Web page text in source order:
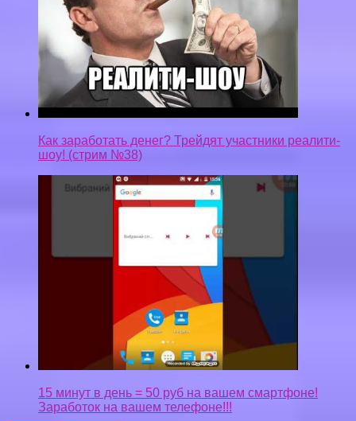
Как заработать денег? Трейдят участники реалити-
шоу! (стрим №38)
15 минут в день = 50 руб на вашем смартфоне!
Заработок на вашем телефоне!!!